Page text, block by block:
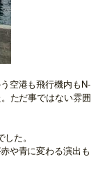
空港も飛行機内もN-
ただ事ではない雰囲
た。
や青に変わる演出も